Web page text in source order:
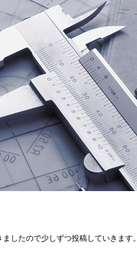
したので少しずつ投稿していきます。